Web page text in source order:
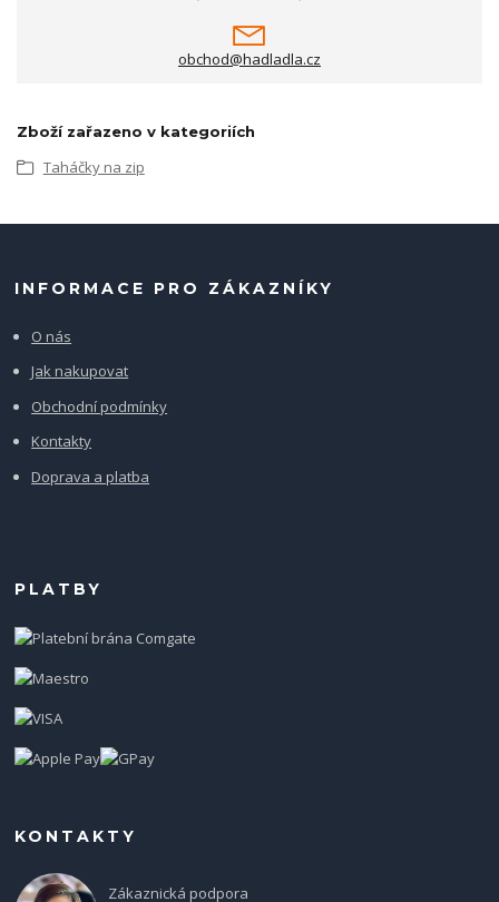
obchod@hadladla.cz
Zboží zařazeno v kategoriích
Taháčky na zip
INFORMACE PRO ZÁKAZNÍKY
O nás
Jak nakupovat
Obchodní podmínky
Kontakty
Doprava a platba
PLATBY
KONTAKTY
Zákaznická podpora